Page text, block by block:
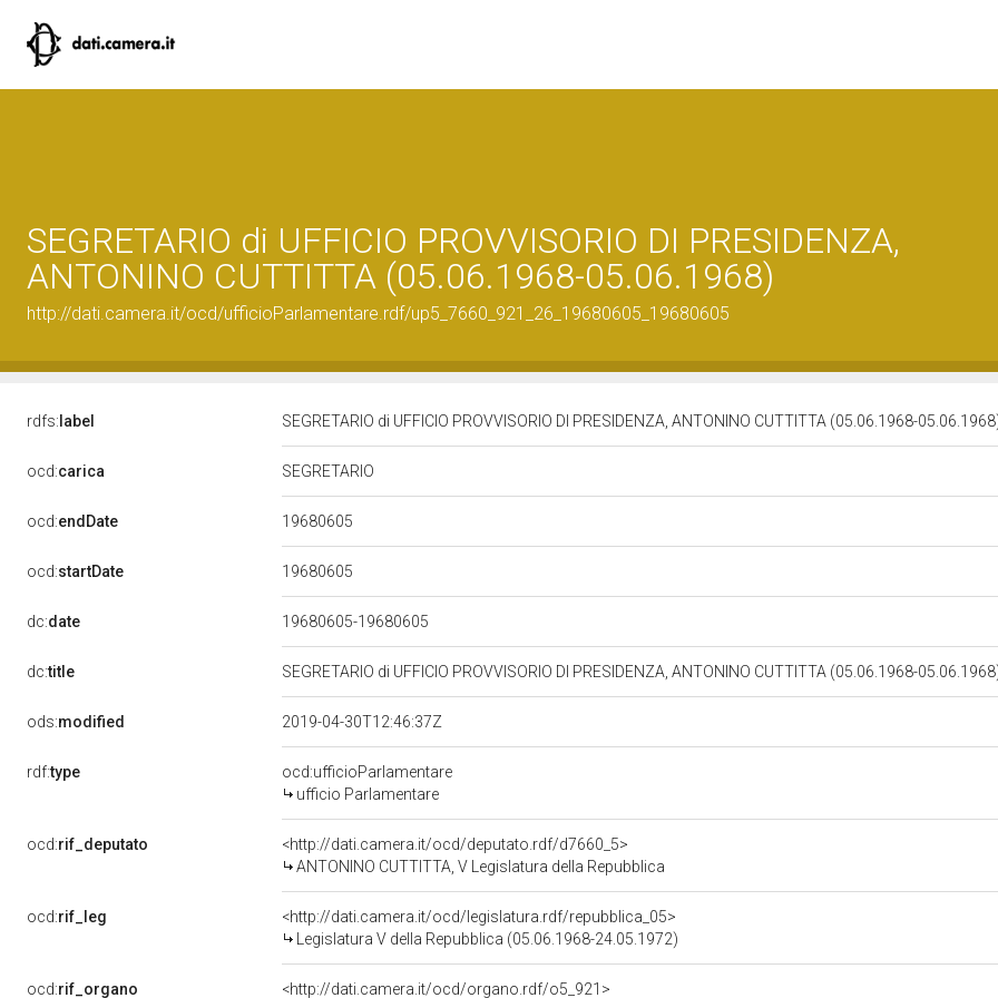
SEGRETARIO di UFFICIO PROVVISORIO DI PRESIDENZA,
ANTONINO CUTTITTA (05.06.1968-05.06.1968)
http://dati.camera.it/ocd/ufficioParlamentare.rdf/up5_7660_921_26_19680605_19680605
rdfs: label SEGRETARIO di UFFICIO PROVVISORIO DI PRESIDENZA, ANTONINO CUTTITTA (05.06.1968-
ocd:carica SEGRETARIO
ocd:endDate 19680605
ocd:startDate 19680605
dc:date 19680605-19680605
dc:title SEGRETARIO di UFFICIO PROVVISORIO DI PRESIDENZA, ANTONINO CUTTITTA (05.06.1968-
ods:modified 2019-04-30T12:46:37Z
rdf:type
ocd:ufficioParlamentare
ufficio Parlamentare
ocd:rif_deputato
<http://dati.camera.it/ocd/deputato.rdf/d7660_5>
ANTONINO CUTTITTA, V Legislatura della Repubblica
ocd:rif_leg
<http://dati.camera.it/ocd/legislatura.rdf/repubblica_05>
Legislatura V della Repubblica (05.06.1968-24.05.1972)
ocd:rif_organo
<http://dati.camera.it/ocd/organo.rdf/o5_921>